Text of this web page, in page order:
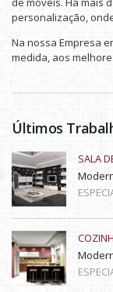
personalização,
Na nossa Empresa
medida, aos
Últimos
SALA